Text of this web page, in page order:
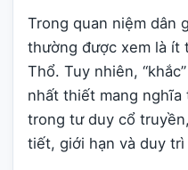
Trong quan niệm dân
thường được xem là ít
Thổ. Tuy nhiên,
nhất thiết mang nghĩa
trong tư duy cổ
tiết, giới hạn và duy